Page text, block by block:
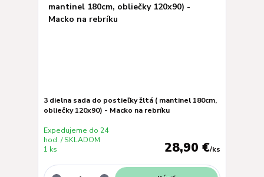
3 dielna sada do postieľky žltá ( mantinel 180cm,
obliečky 120x90) - Macko na rebríku
28,90 €/ks
Expedujeme do 24
hod. / SKLADOM
1 ks